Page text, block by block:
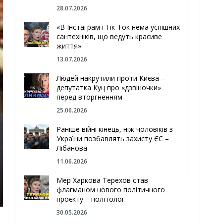
28.07.2026
«В Інстаграм і Тік-Ток нема успішних
сантехніків, що ведуть красиве
життя»
13.07.2026
Людей накрутили проти Києва –
депутатка Куц про «дзвіночки»
перед вторгненням
25.06.2026
Раніше війні кінець, ніж чоловіків з
України позбавлять захисту ЄС –
Лібанова
11.06.2026
Мер Харкова Терехов став
флагманом нового політичного
проєкту – політолог
30.05.2026